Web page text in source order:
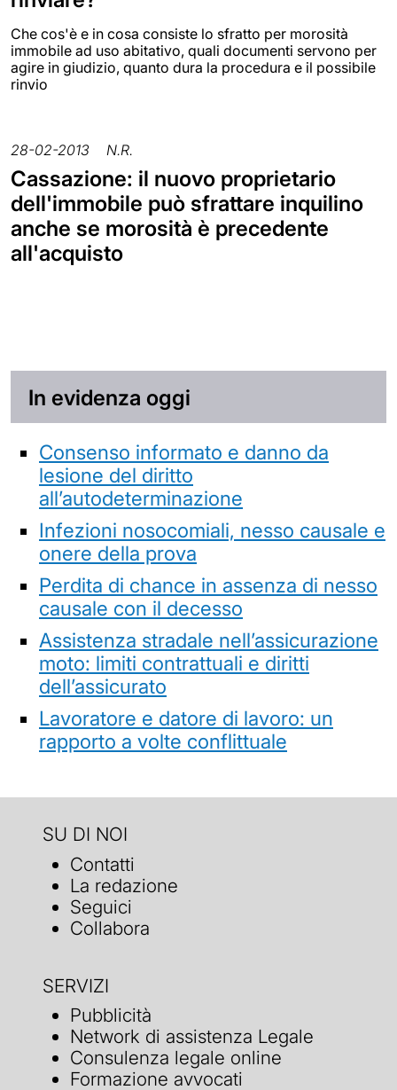
Che cos'è e in cosa consiste lo sfratto per morosità
immobile ad uso abitativo, quali documenti servono per
agire in giudizio, quanto dura la procedura e il possibile
rinvio
28-02-2013 N.R.
Cassazione: il nuovo proprietario
dell'immobile può sfrattare inquilino
anche se morosità è precedente
all'acquisto
In evidenza oggi
Consenso informato e danno da
lesione del diritto
all’autodeterminazione
Infezioni nosocomiali, nesso causale e
onere della prova
Perdita di chance in assenza di nesso
causale con il decesso
Assistenza stradale nell’assicurazione
moto: limiti contrattuali e diritti
dell’assicurato
Lavoratore e datore di lavoro: un
rapporto a volte conflittuale
SU DI NOI
Contatti
La redazione
Seguici
Collabora
SERVIZI
Pubblicità
Network di assistenza Legale
Consulenza legale online
Formazione avvocati